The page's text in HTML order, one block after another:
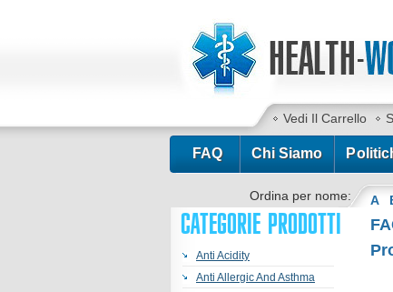
Vedi Il Carrello
FAQ Chi Siamo
Ordina per nome: A
CATEGORIE PRODOTTI
Anti Acidity
Anti Allergic And Asthma